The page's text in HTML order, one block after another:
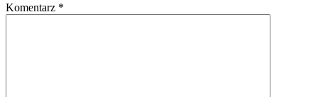
Komentarz *